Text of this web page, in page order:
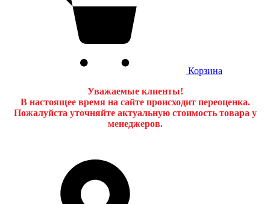
Корзина
Уважаемые клиенты!
В настоящее время на сайте происходит переоценка.
Пожалуйста уточняйте актуальную стоимость товара у
менеджеров.